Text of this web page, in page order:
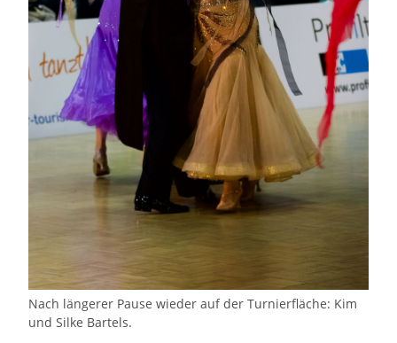
Nach längerer Pause wieder auf der Turnierfläche: Kim
und Silke Bartels.